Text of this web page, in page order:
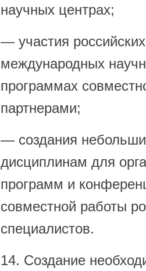
научных центрах;
— участия
международных
программах
партнерами;
— создания
дисциплинам для
программ и
совместной работы
специалистов.
14. Создание